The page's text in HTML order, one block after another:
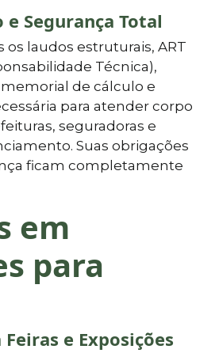
Segurança Total
laudos estruturais, ART
Técnica),
de cálculo e
para atender corpo
seguradoras e
Suas obrigações
ficam completamente
em
para
e Exposições